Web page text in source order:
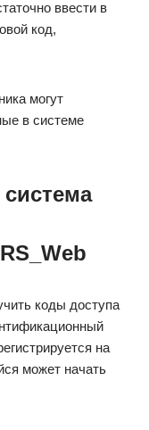
ввести в
код,
могут
в системе
коды доступа
на
может начать